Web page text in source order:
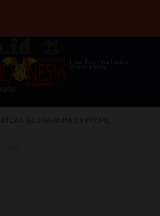
The Journalistic
Biography